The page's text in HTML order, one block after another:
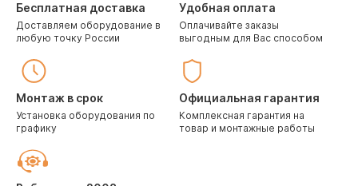
Бесплатная доставка
Доставляем оборудование в
любую точку России
Удобная оплата
Оплачивайте заказы
выгодным для Вас способом
Монтаж в срок
Установка оборудования по
графику
Официальная гарантия
Комплексная гарантия на
товар и монтажные работы